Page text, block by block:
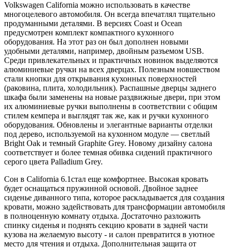
Volkswagen California можно использовать в качестве
многоцелевого автомобиля. Он всегда впечатлял тщательно
продуманными деталями. В версиях Coast и Ocean
предусмотрен комплект компактного кухонного
оборудования. На этот раз он был дополнен новыми
удобными деталями, например, двойным разъемом USB.
Среди привлекательных и практичных новинок выделяются
алюминиевые ручки на всех дверцах. Полезным новшеством
стали кнопки для открывания кухонных поверхностей
(раковина, плита, холодильник). Распашные дверцы заднего
шкафа были заменены на новые раздвижные двери, при этом
их алюминиевые ручки выполнены в соответствии с общим
стилем кемпера и выглядят так же, как и ручки кухонного
оборудования. Обновлены и элегантные варианты отделки
под дерево, используемой на кухонном модуле — светлый
Bright Oak и темный Graphite Grey. Новому дизайну салона
соответствует и более темная обивка сидений практичного
серого цвета Palladium Grey.
Сон в California 6.1стал еще комфортнее. Высокая кровать
будет оснащаться пружинной основой. Двойное заднее
сиденье диванного типа, которое раскладывается для создания
кровати, можно задействовать для трансформации автомобиля
в полноценную комнату отдыха. Достаточно разложить
спинку сиденья и поднять секцию кровати в задней части
кузова на желаемую высоту - и салон превратится в уютное
место для чтения и отдыха. Дополнительная защита от